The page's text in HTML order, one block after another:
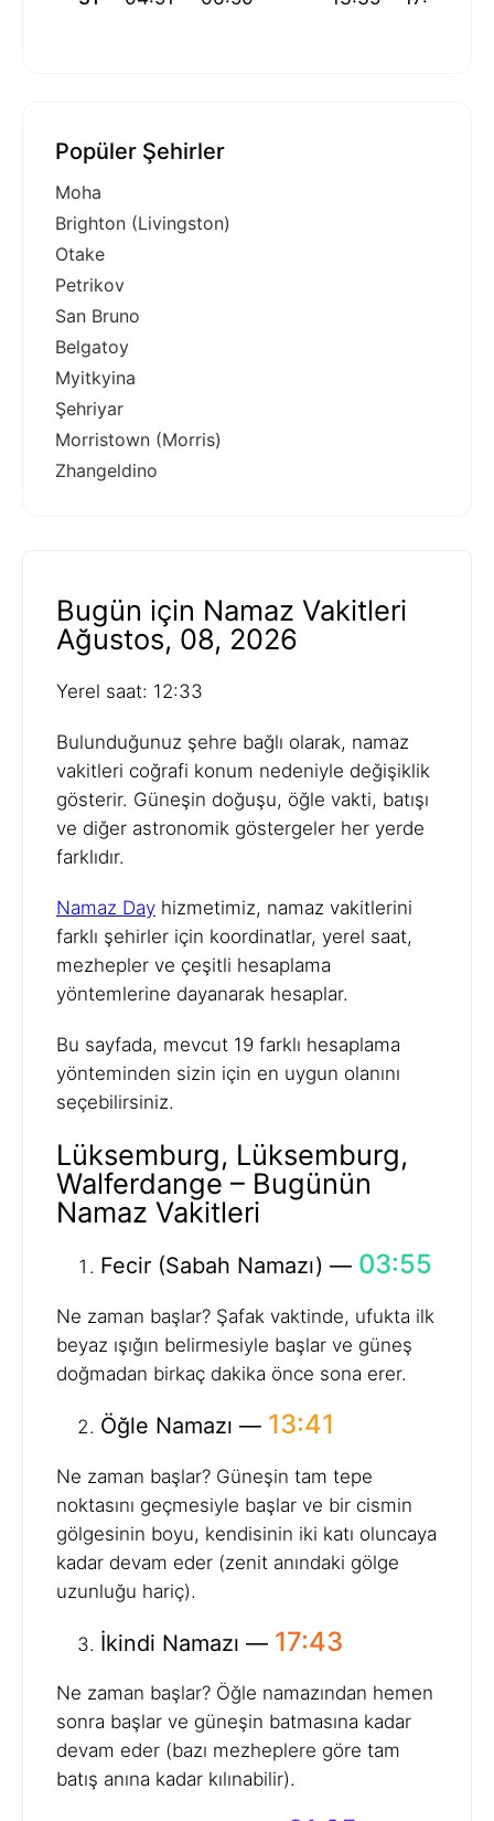
Popüler Şehirler
Moha
Brighton (Livingston)
Otake
Petrikov
San Bruno
Belgatoy
Myitkyina
Şehriyar
Morristown (Morris)
Zhangeldino
Bugün için Namaz Vakitleri
Ağustos, 08, 2026
Yerel saat: 12:33
Bulunduğunuz şehre bağlı olarak, namaz
vakitleri coğrafi konum nedeniyle değişiklik
gösterir. Güneşin doğuşu, öğle vakti, batışı
ve diğer astronomik göstergeler her yerde
farklıdır.
Namaz Day hizmetimiz, namaz vakitlerini
farklı şehirler için koordinatlar, yerel saat,
mezhepler ve çeşitli hesaplama
yöntemlerine dayanarak hesaplar.
Bu sayfada, mevcut 19 farklı hesaplama
yönteminden sizin için en uygun olanını
seçebilirsiniz.
Lüksemburg, Lüksemburg,
Walferdange – Bugünün
Namaz Vakitleri
Fecir (Sabah Namazı) — 03:55
Ne zaman başlar? Şafak vaktinde, ufukta ilk
beyaz ışığın belirmesiyle başlar ve güneş
doğmadan birkaç dakika önce sona erer.
Öğle Namazı — 13:41
Ne zaman başlar? Güneşin tam tepe
noktasını geçmesiyle başlar ve bir cismin
gölgesinin boyu, kendisinin iki katı oluncaya
kadar devam eder (zenit anındaki gölge
uzunluğu hariç).
İkindi Namazı — 17:43
Ne zaman başlar? Öğle namazından hemen
sonra başlar ve güneşin batmasına kadar
devam eder (bazı mezheplere göre tam
batış anına kadar kılınabilir).